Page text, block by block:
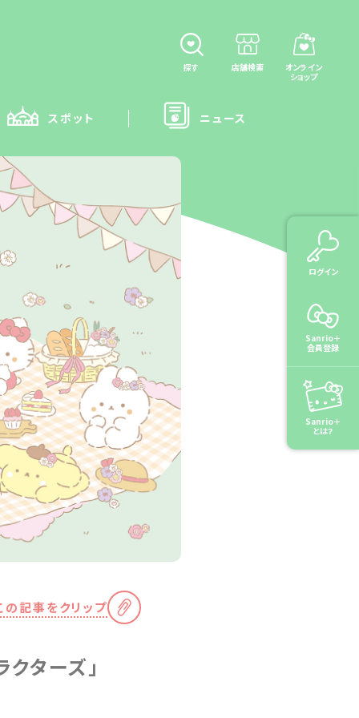
ログイン
Sanrio＋
会員登録
Sanrio＋
とは？
探す 店舗検索
オンライン
ショップ
スポット ニュース
の記事をクリップ
ターズ」